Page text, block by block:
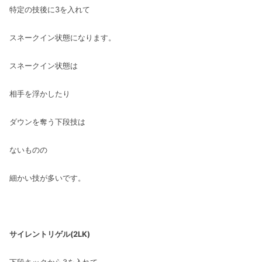
特定の技後に3を入れて
スネークイン状態になります。
スネークイン状態は
相手を浮かしたり
ダウンを奪う下段技は
ないものの
細かい技が多いです。
サイレントリゲル(2LK)